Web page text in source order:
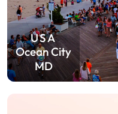
USA
Ocean City
MD